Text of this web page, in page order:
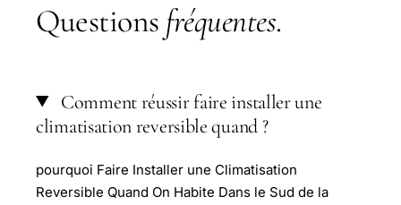
Questions fréquentes.
Comment réussir faire installer une
climatisation reversible quand ?
pourquoi Faire Installer une Climatisation
Reversible Quand On Habite Dans le Sud de la